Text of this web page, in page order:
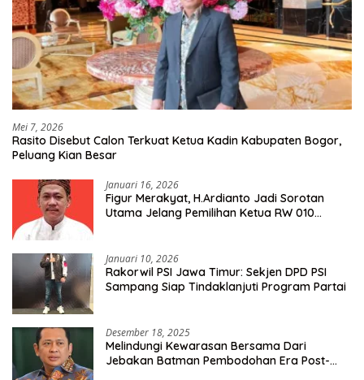
Mei 7, 2026
Rasito Disebut Calon Terkuat Ketua Kadin Kabupaten Bogor,
Peluang Kian Besar
Januari 16, 2026
Figur Merakyat, H.Ardianto Jadi Sorotan
Utama Jelang Pemilihan Ketua RW 010
Januari 10, 2026
Rakorwil PSI Jawa Timur: Sekjen DPD PSI
Sampang Siap Tindaklanjuti Program Partai
Desember 18, 2025
Melindungi Kewarasan Bersama Dari
Jebakan Batman Pembodohan Era Post-